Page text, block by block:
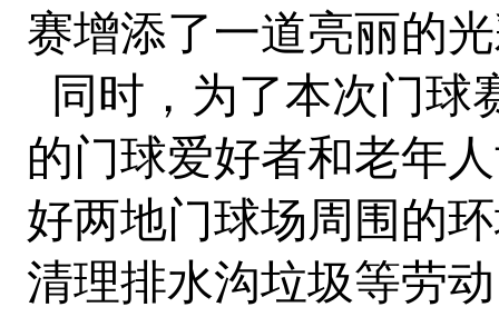
赛增添了一道亮丽的
同时，为了本次门球
的门球爱好者和老年
好两地门球场周围的
清理排水沟垃圾等劳